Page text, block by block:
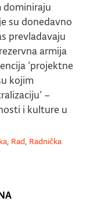
dominiraju
su donedavno
prevladavaju
armija
‘projektne
kojim
–
i kulture u
, Rad, Radnička